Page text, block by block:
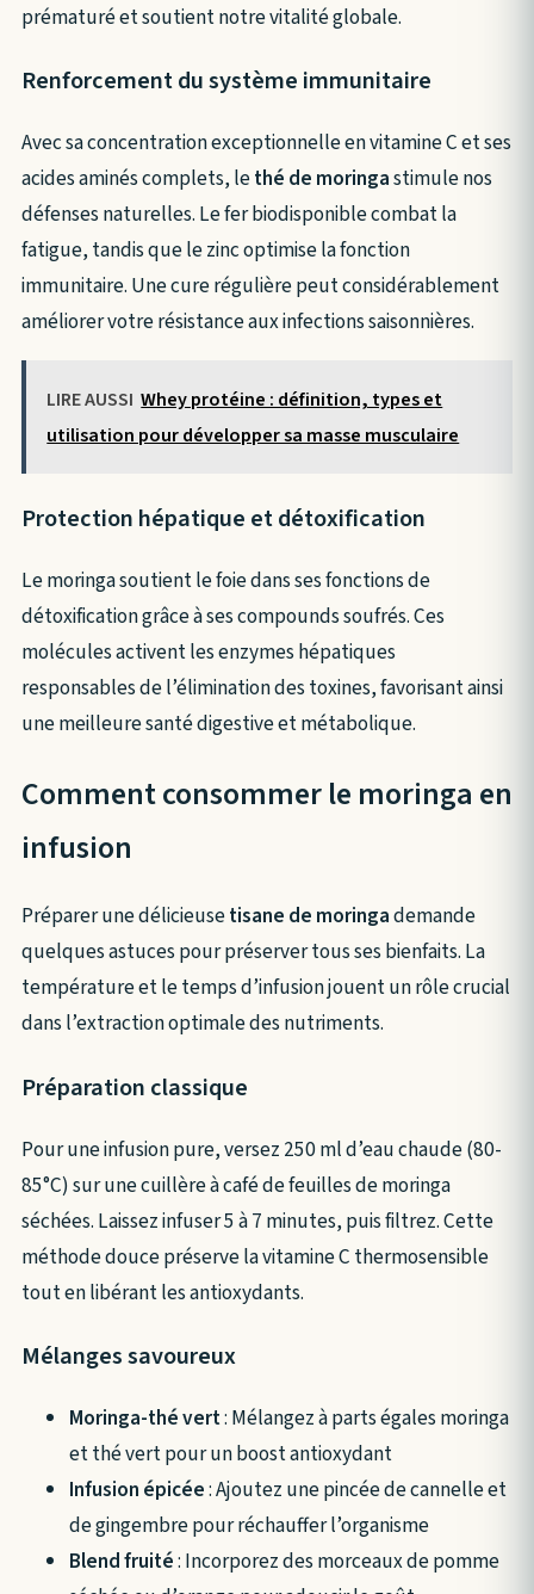
prématuré et soutient notre vitalité globale.
Renforcement du système immunitaire
Avec sa concentration exceptionnelle en vitamine C et ses
acides aminés complets, lethé de moringastimule nos
défenses naturelles. Le fer biodisponible combat la
fatigue, tandis que le zinc optimise la fonction
immunitaire. Une cure régulière peut considérablement
améliorer votre résistance aux infections saisonnières.
LIRE AUSSI Whey protéine : définition, types et
utilisation pour développer sa masse musculaire
Protection hépatique et détoxification
Le moringa soutient le foie dans ses fonctions de
détoxification grâce à ses compounds soufrés. Ces
molécules activent les enzymes hépatiques
responsables de l’élimination des toxines, favorisant ainsi
une meilleure santé digestive et métabolique.
Comment consommer le moringa en
infusion
Préparer une délicieusetisane de moringademande
quelques astuces pour préserver tous ses bienfaits. La
température et le temps d’infusion jouent un rôle crucial
dans l’extraction optimale des nutriments.
Préparation classique
Pour une infusion pure, versez 250 ml d’eau chaude (80-
85°C) sur une cuillère à café de feuilles de moringa
séchées. Laissez infuser 5 à 7 minutes, puis filtrez. Cette
méthode douce préserve la vitamine C thermosensible
tout en libérant les antioxydants.
Mélanges savoureux
Moringa-thé vert: Mélangez à parts égales moringa
et thé vert pour un boost antioxydant
Infusion épicée: Ajoutez une pincée de cannelle et
de gingembre pour réchauffer l’organisme
Blend fruité: Incorporez des morceaux de pomme